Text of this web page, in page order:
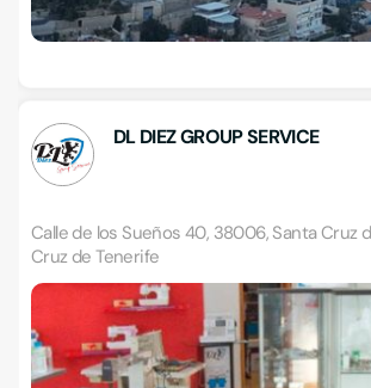
DL DIEZ GROUP SERVICE
Calle de los Sueños 40, 38006, Santa Cruz
Cruz de Tenerife